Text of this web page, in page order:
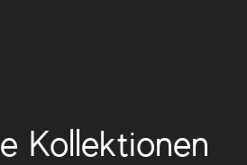
Kollektionen